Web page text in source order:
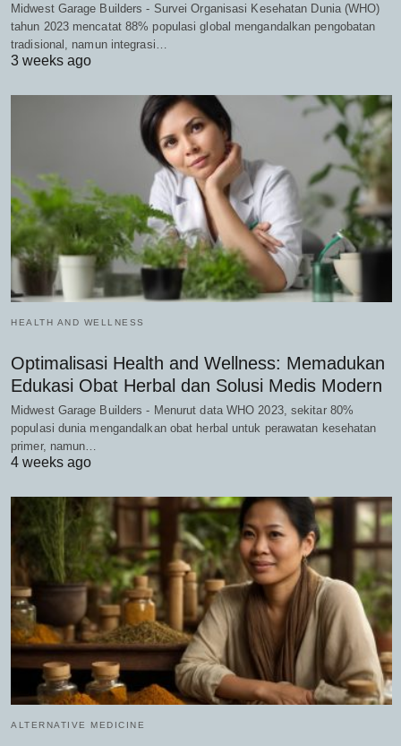
Midwest Garage Builders - Survei Organisasi Kesehatan Dunia (WHO)
tahun 2023 mencatat 88% populasi global mengandalkan pengobatan
tradisional, namun integrasi…
3 weeks ago
HEALTH AND WELLNESS
Optimalisasi Health and Wellness: Memadukan
Edukasi Obat Herbal dan Solusi Medis Modern
Midwest Garage Builders - Menurut data WHO 2023, sekitar 80%
populasi dunia mengandalkan obat herbal untuk perawatan kesehatan
primer, namun…
4 weeks ago
ALTERNATIVE MEDICINE